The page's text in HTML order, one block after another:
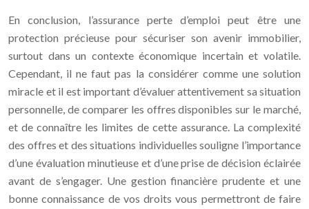
En conclusion, l’assurance perte d’emploi peut être une
protection précieuse pour sécuriser son avenir immobilier,
surtout dans un contexte économique incertain et volatile.
Cependant, il ne faut pas la considérer comme une solution
miracle et il est important d’évaluer attentivement sa situation
personnelle, de comparer les offres disponibles sur le marché,
et de connaître les limites de cette assurance. La complexité
des offres et des situations individuelles souligne l’importance
d’une évaluation minutieuse et d’une prise de décision éclairée
avant de s’engager. Une gestion financière prudente et une
bonne connaissance de vos droits vous permettront de faire